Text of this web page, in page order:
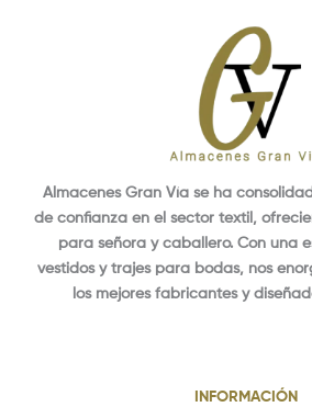
Almacenes Gran Vía se ha
de confianza en el sector textil,
para señora y caballero. Con una
vestidos y trajes para bodas, nos
los mejores fabricantes y
INFORMACIÓN